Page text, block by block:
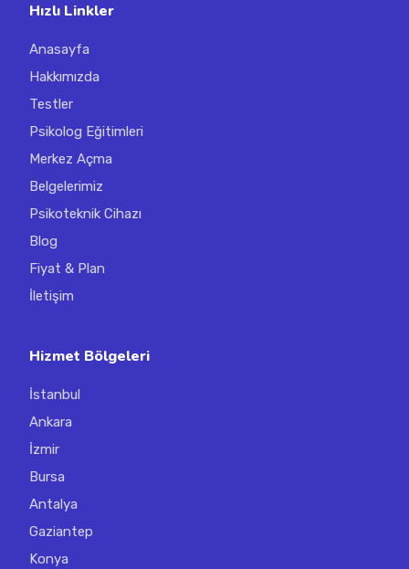
Hızlı Linkler
Anasayfa
Hakkımızda
Testler
Psikolog Eğitimleri
Merkez Açma
Belgelerimiz
Psikoteknik Cihazı
Blog
Fiyat & Plan
İletişim
Hizmet Bölgeleri
İstanbul
Ankara
İzmir
Bursa
Antalya
Gaziantep
Konya